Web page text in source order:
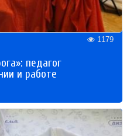
1179
педагог
и работе